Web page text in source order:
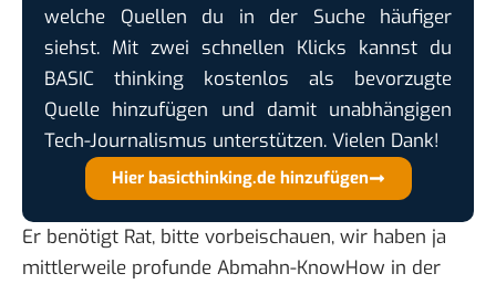
welche Quellen du in der Suche häufiger
siehst. Mit zwei schnellen Klicks kannst du
BASIC thinking kostenlos als bevorzugte
Quelle hinzufügen und damit unabhängigen
Tech-Journalismus unterstützen. Vielen Dank!
Hier basicthinking.de hinzufügen
Er benötigt Rat, bitte vorbeischauen, wir haben ja
mittlerweile profunde Abmahn-KnowHow in der